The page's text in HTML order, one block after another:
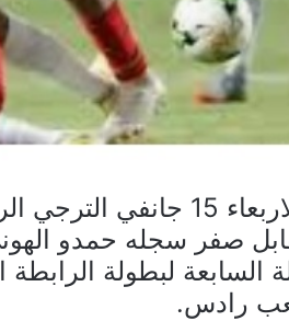
فاز اليوم الاربعاء
السابعة لبطولة الرابطة
رادس.